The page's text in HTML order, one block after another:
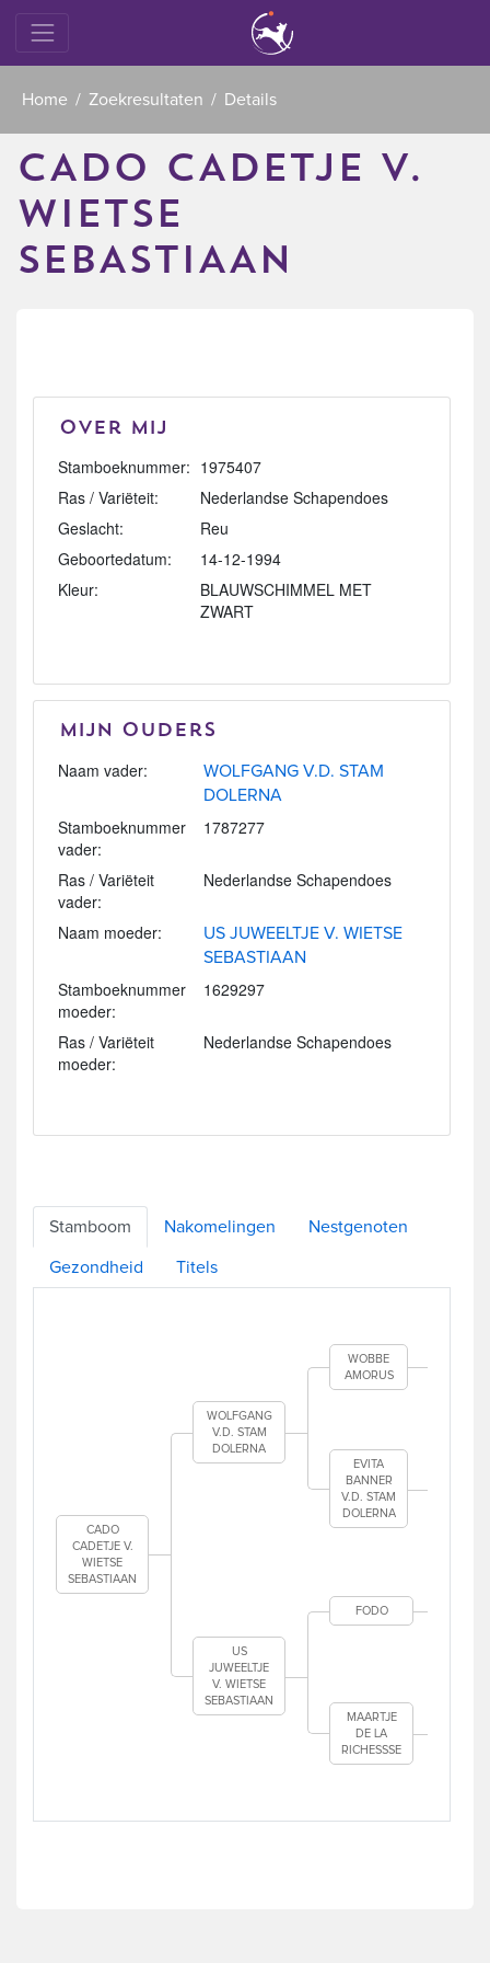
Home Zoekresultaten Details
CADO CADETJE V.
WIETSE
SEBASTIAAN
Over mij
Stamboeknummer: 1975407
Ras / Variëteit:
Nederlandse Schapendoes
Geslacht:
Reu
Geboortedatum:
14-12-1994
Kleur:
BLAUWSCHIMMEL MET
ZWART
Mijn Ouders
Naam vader:
WOLFGANG V.D. STAM
DOLERNA
Stamboeknummer
vader:
1787277
Ras / Variëteit
vader:
Nederlandse Schapendoes
Naam moeder:
US JUWEELTJE V. WIETSE
SEBASTIAAN
Stamboeknummer
moeder:
1629297
Ras / Variëteit
moeder:
Nederlandse Schapendoes
Stamboom Nakomelingen Nestgenoten
Gezondheid Titels
CADO
CADETJE V.
WIETSE
SEBASTIAAN
WOLFGANG
V.D. STAM
DOLERNA
WOBBE
AMORUS
EVITA
BANNER
V.D. STAM
DOLERNA
US
JUWEELTJE
V. WIETSE
SEBASTIAAN
FODO
MAARTJE
DE LA
RICHESSSE